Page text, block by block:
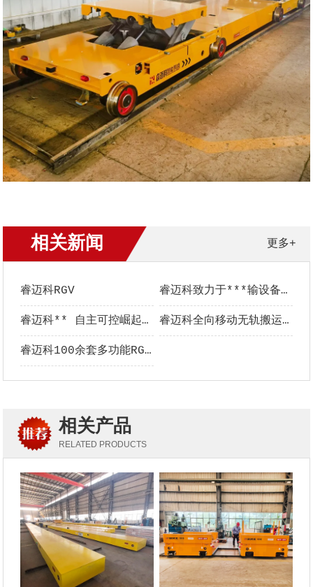
更多+
相关新闻
睿迈科RGV 睿迈科致力于***输设备的研发生产
睿迈科** 自主可控崛起在途中 睿迈科全向移动无轨搬运车同时发往国内国外客户现场
睿迈科100余套多功能RGV --的副本
相关产品
RELATED PRODUCTS